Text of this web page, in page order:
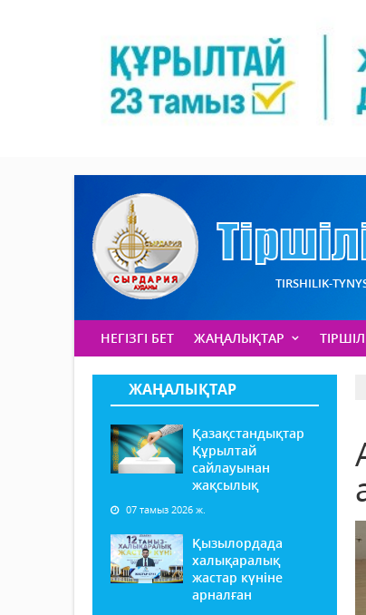
TIRSHILIK-
НЕГІЗГІ БЕТ ЖАҢАЛЫҚТАР
ЖАҢАЛЫҚТАР
Қазақстандықтар
Құрылтай
сайлауынан
жақсылық
07 тамыз 2026 ж.
Қызылордада
халықаралық
жастар күніне
арналған